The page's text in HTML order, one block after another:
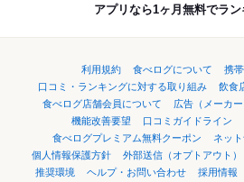
アプリなら1ヶ月無料でラン
利用規約 食べログについて
携
口コミ・ランキングに対する取り組み
飲食
食べログ店舗会員について
広告（メーカ
機能改善要望
口コミガイドライン
食べログプレミアム無料クーポン
ネット
個人情報保護方針
外部送信（オプトアウト）
推奨環境
ヘルプ・お問い合わせ 採用情報